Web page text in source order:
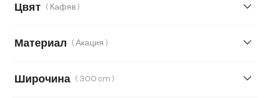
Цвят ( Кафяв )
Материал ( Акация )
Широчина ( 300 cm )